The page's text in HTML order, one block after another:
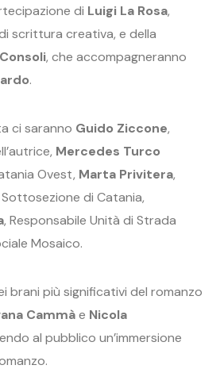
di Luigi La Rosa,
scrittura creativa, e della
, che accompagneranno
.
ci saranno Guido Ziccone,
Mercedes Turco
Ovest, Marta Privitera,
di Catania,
, Responsabile Unità di Strada
Mosaico.
brani più significativi del romanzo
Cammàe Nicola
al pubblico un’immersione